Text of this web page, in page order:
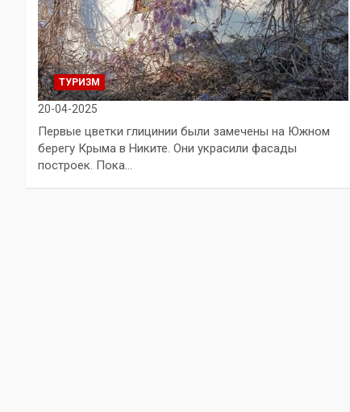
ТУРИЗМ
20-04-2025
Первые цветки глицинии были замечены на Южном
берегу Крыма в Никите. Они украсили фасады
построек. Пока…